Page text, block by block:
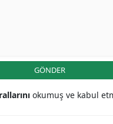
GÖNDER
okumuş ve kabul